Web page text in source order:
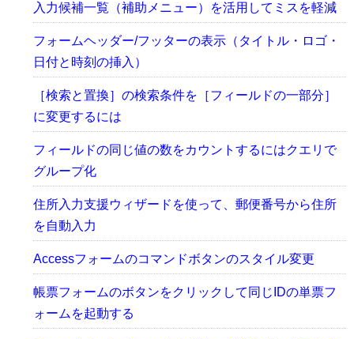
入力候補一覧（補助メニュー）を活用してミスを軽減
フォームヘッダー/フッターの表示（タイトル・ロゴ・
日付と時刻の挿入）
［検索と置換］の検索条件を［フィールドの一部分］
に変更するには
フィールドの同じ値の数をカウントするにはクエリで
グループ化
住所入力支援ウィザードを使って、郵便番号から住所
を自動入力
Accessフォームのコマンドボタンのスタイル変更
帳票フォームのボタンをクリックして同じIDの単票フ
ォームを起動する